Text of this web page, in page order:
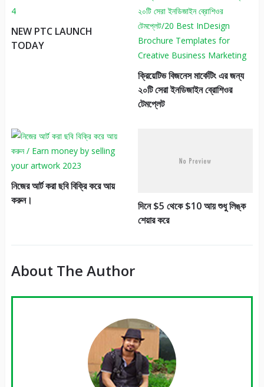
NEW PTC LAUNCH
TODAY
ক্রিয়েটিভ বিজনেস মার্কেটিং এর জন্য
২০টি সেরা ইনডিজাইন ব্রোশিওর
টেমপ্লেট
নিজের আর্ট করা ছবি বিক্রি করে আয়
করুন।
দিনে $5 থেকে $10 আয় শুধু লিঙ্ক
শেয়ার করে
About The Author